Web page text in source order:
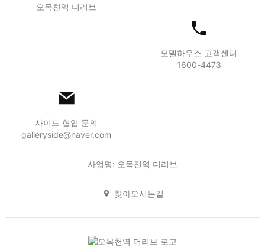
오목천역 더리브
모델하우스 고객센터
1600-4473
사이드 협업 문의
galleryside@naver.com
사업명: 오목천역 더리브
찾아오시는길